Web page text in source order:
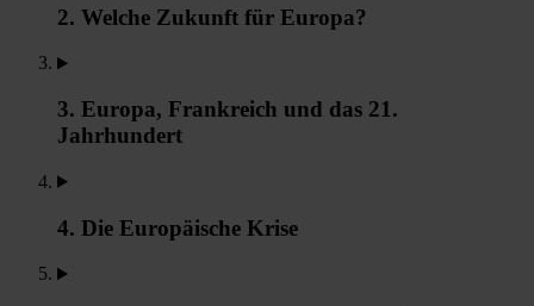
2. Welche Zukunft für Europa?
3. Europa, Frankreich und das 21.
Jahrhundert
4. Die Europäische Krise